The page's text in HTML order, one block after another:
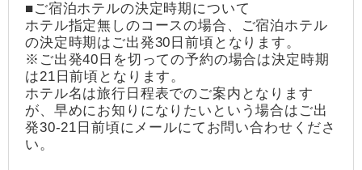
■ご宿泊ホテルの決定時期について
ホテル指定無しのコースの場合、ご宿泊ホテル
の決定時期はご出発30日前頃となります。
※ご出発40日を切っての予約の場合は決定時期
は21日前頃となります。
ホテル名は旅行日程表でのご案内となります
が、早めにお知りになりたいという場合はご出
発30-21日前頃にメールにてお問い合わせくださ
い。